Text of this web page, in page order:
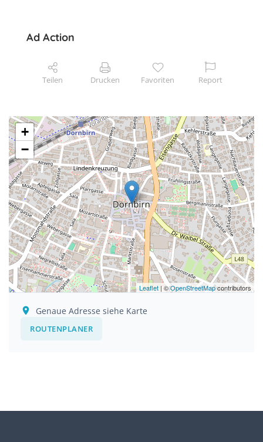
Ad Action
Teilen Drucken Favoriten Report
+
−
Leaflet | ©OpenStreetMapcontributors
Genaue Adresse siehe Karte
ROUTENPLANER